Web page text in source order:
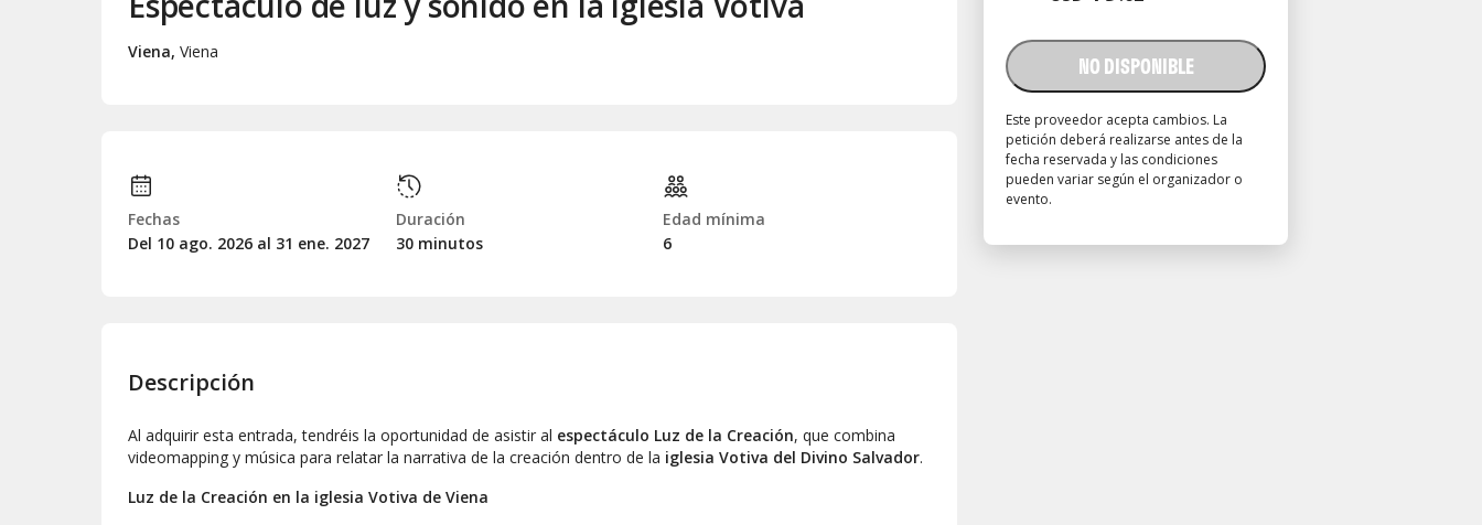
NO DISPONIBLE
Este proveedor acepta cambios. La
petición deberá realizarse antes de la
fecha reservada y las condiciones
pueden variar según el organizador o
evento.
Viena, Viena
Fechas
Del 10 ago. 2026 al 31 ene. 2027
Duración
30 minutos
Edad mínima
6
Descripción
Al adquirir esta entrada, tendréis la oportunidad de asistir al espectáculo Luz de la Creación, que combina
videomapping y música para relatar la narrativa de la creación dentro de la iglesia Votiva del Divino Salvador.
Luz de la Creación en la iglesia Votiva de Viena